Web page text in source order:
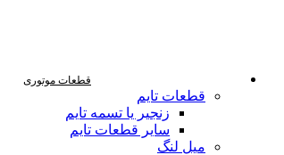
قطعات موتوری
قطعات تایم
زنجیر یا تسمه تایم
سایر قطعات تایم
میل لنگ